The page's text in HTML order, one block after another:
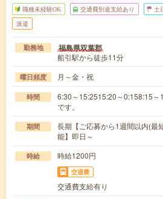
職種未経験OK 交通費別途支給あり 土
派遣
勤務地 福島県双葉郡
船引駅から徒歩11分
曜日頻度 月～金・祝
時間
6:30～15:2515:20～0:158:15～
です。
期間
長期【ご応募から1週間以内(最
能】即日～
時給 時給1200円
交通費
交通費支給有り